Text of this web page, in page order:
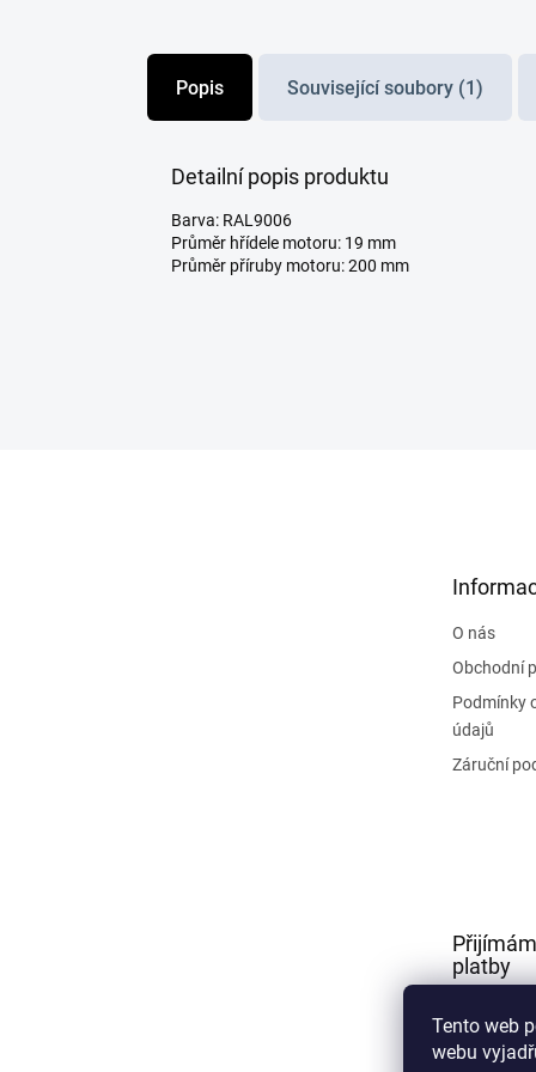
Tento web
webu
Popis Související soubory (1)
Detailní popis produktu
Barva: RAL9006
Průměr hřídele motoru: 19 mm
Průměr příruby motoru: 200 mm
O nás
Obchodní
Podmínky
údajů
Záruční
platby